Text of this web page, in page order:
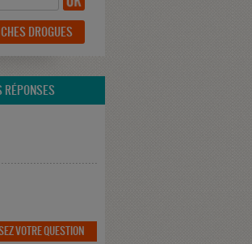
DROGUES
RÉPONSES
VOTRE QUESTION